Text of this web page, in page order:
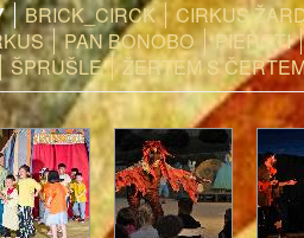
BRICK_CIRCK CIRKUS
PAN BONOBO PIEROTI
ŠPRUŠLE ŽERTEM S